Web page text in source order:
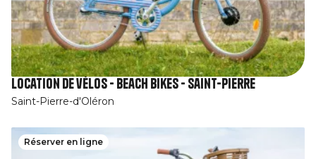
Location de vélos - Beach Bikes - Saint-Pierre
Saint-Pierre-d'Oléron
Réserver en ligne